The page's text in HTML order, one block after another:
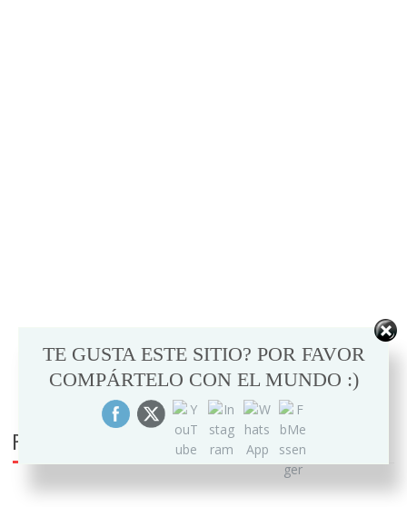
PUEDE INTERESARTE
TE GUSTA ESTE SITIO? POR FAVOR
COMPÁRTELO CON EL MUNDO :)